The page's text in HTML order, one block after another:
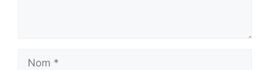
Nom